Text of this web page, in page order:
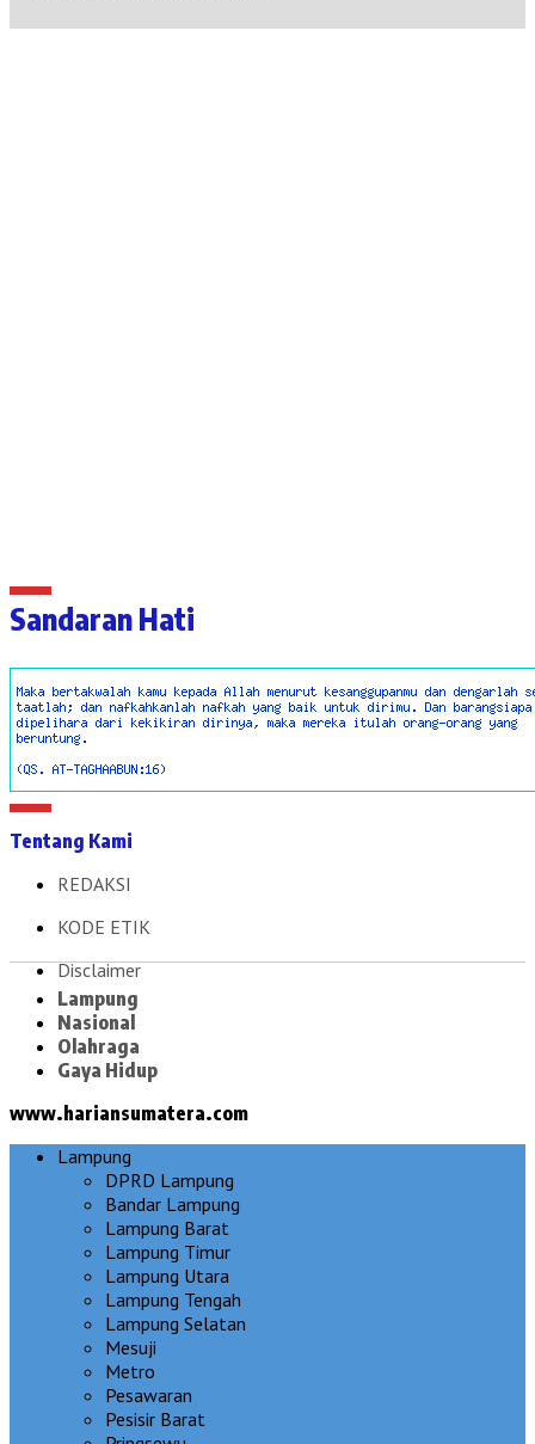
Sandaran Hati
Tentang Kami
REDAKSI
KODE ETIK
Disclaimer
Lampung
Nasional
Olahraga
Gaya Hidup
www.hariansumatera.com
Lampung
DPRD Lampung
Bandar Lampung
Lampung Barat
Lampung Timur
Lampung Utara
Lampung Tengah
Lampung Selatan
Mesuji
Metro
Pesawaran
Pesisir Barat